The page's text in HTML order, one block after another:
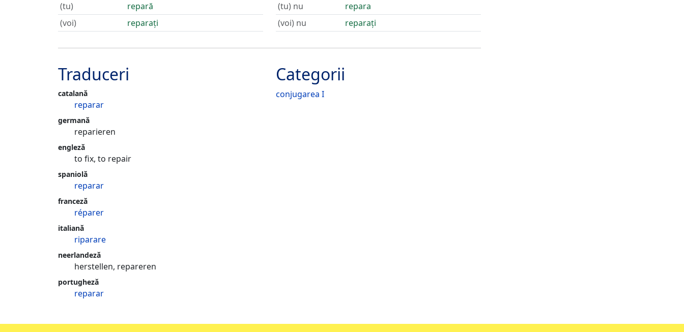
(tu)
repară
(voi)
reparați
(tu) nu
repara
(voi) nu
reparați
Categorii
conjugarea I
Traduceri
catalană
reparar
germană
reparieren
engleză
to fix, to repair
spaniolă
reparar
franceză
réparer
italiană
riparare
neerlandeză
herstellen, repareren
portugheză
reparar